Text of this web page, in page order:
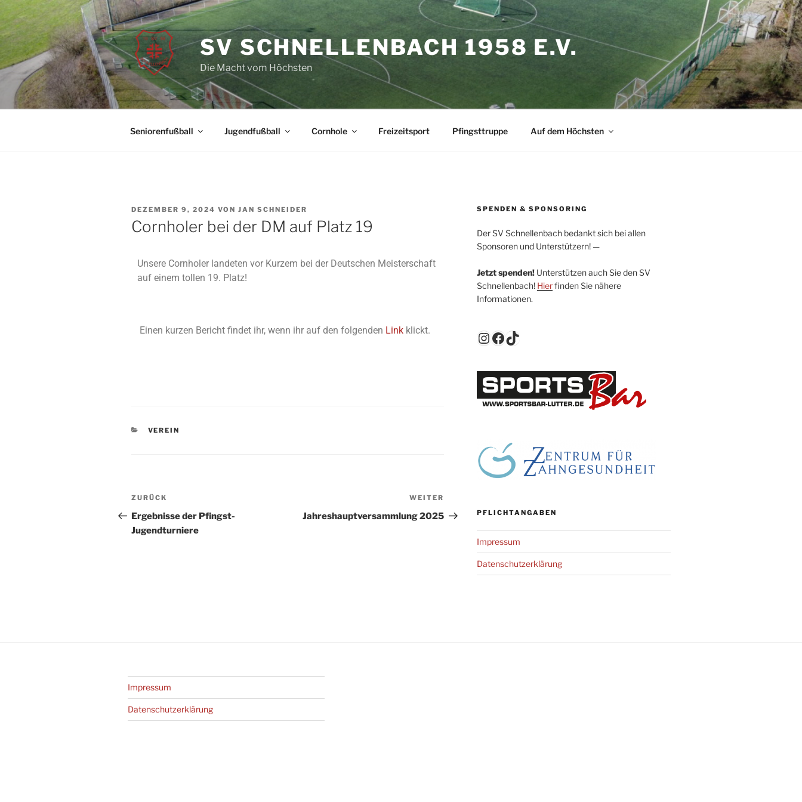
SV SCHNELLENBACH 1958 E.V.
Die Macht vom Höchsten
Seniorenfußball Jugendfußball Cornhole Freizeitsport Pfingsttruppe Auf dem Höchsten
DEZEMBER 9, 2024 VON JAN SCHNEIDER
Cornholer bei der DM auf Platz 19
Unsere Cornholer landeten vor Kurzem bei der Deutschen Meisterschaft
auf einem tollen 19. Platz!
Einen kurzen Bericht findet ihr, wenn ihr auf den folgenden Link klickt.
VEREIN
ZURÜCK
Ergebnisse der Pfingst-
Jugendturniere
WEITER
Jahreshauptversammlung 2025
SPENDEN & SPONSORING
Der SV Schnellenbach bedankt sich bei allen
Sponsoren und Unterstützern! —
Jetzt spenden!Unterstützen auch Sie den SV
Schnellenbach! Hierfinden Sie nähere
Informationen.
PFLICHTANGABEN
Impressum
Datenschutz­erklärung
Impressum
Datenschutz­erklärung